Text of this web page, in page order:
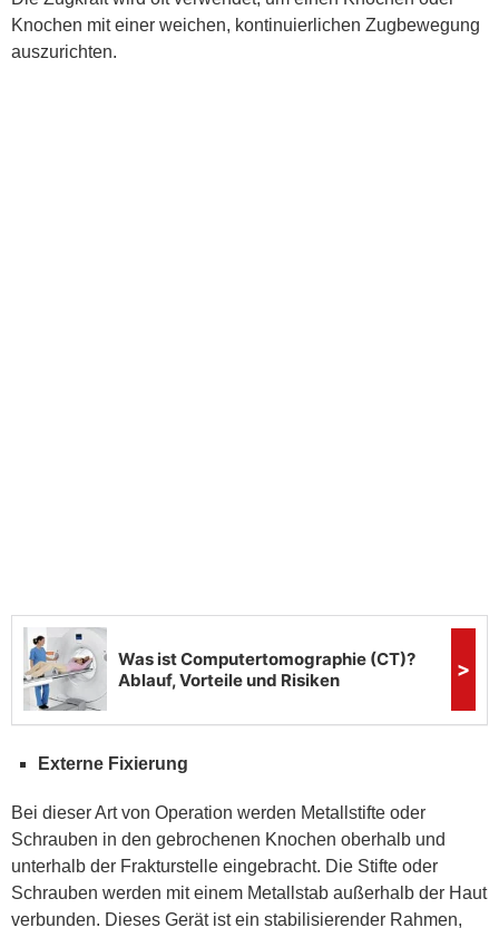
Knochen mit einer weichen, kontinuierlichen Zugbewegung
auszurichten.
Externe Fixierung
Bei dieser Art von Operation werden Metallstifte oder
Schrauben in den gebrochenen Knochen oberhalb und
unterhalb der Frakturstelle eingebracht. Die Stifte oder
Schrauben werden mit einem Metallstab außerhalb der Haut
verbunden. Dieses Gerät ist ein stabilisierender Rahmen,